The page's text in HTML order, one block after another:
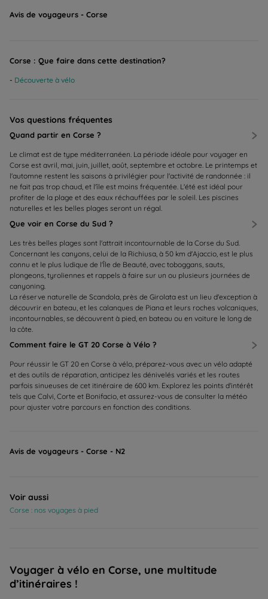
Avis de voyageurs - Corse
Corse : Que faire dans cette destination?
Découverte à vélo
Vos questions fréquentes
Quand partir en Corse ?
Le climat est de type méditerranéen. La période idéale pour voyager en
Corse est avril, mai, juin, juillet, août, septembre et octobre. Le printemps et
l'automne restent les saisons à privilégier pour l'activité de randonnée : il
ne fait pas trop chaud, et l'île est moins fréquentée. L'été est idéal pour
profiter de la plage et des eaux réchauffées par le soleil. Les piscines
naturelles et les belles plages seront un régal.
Que voir en Corse du Sud ?
Les très belles plages sont l'attrait incontournable de la Corse du Sud.
Concernant les canyons, celui de la Richiusa, à 50 km d'Ajaccio, est le plus
connu et le plus ludique de l'Île de Beauté, avec toboggans, sauts,
plongeons, tyroliennes et rappels à faire sur un ou plusieurs journées de
canyoning.
La réserve naturelle de Scandola, près de Girolata est un lieu d'exception à
découvrir en bateau, et les calanques de Piana et leurs roches volcaniques,
incontournables, se découvrent à pied, en bateau ou en voiture le long de
la côte.
Comment faire le GT 20 Corse à Vélo ?
Pour réussir le GT 20 en Corse à vélo, préparez-vous avec un vélo adapté
et des outils de réparation, anticipez les dénivelés variés et les routes
parfois sinueuses de cet itinéraire de 600 km. Explorez les points d'intérêt
tels que Calvi, Corte et Bonifacio, et assurez-vous de consulter la météo
pour ajuster votre parcours en fonction des conditions.
Avis de voyageurs - Corse - N2
Voir aussi
Corse : nos voyages à pied
Voyager à vélo en Corse, une multitude
d’itinéraires !